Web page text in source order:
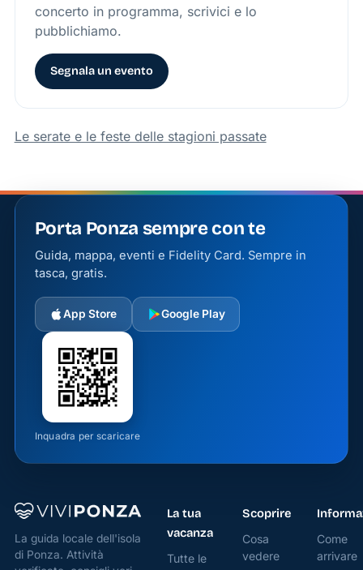
concerto in programma, scrivici e lo
pubblichiamo.
Segnala un evento
Le serate e le feste delle stagioni passate
Porta Ponza sempre con te
Guida, mappa, eventi e Fidelity Card. Sempre in
tasca, gratis.
App Store Google Play
Inquadra per scaricare
La guida locale dell'isola
di Ponza. Attività
La tua
vacanza
Tutte le
Scoprire
Cosa
vedere
Come
arrivare